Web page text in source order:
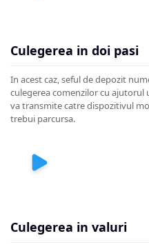
Culegerea in doi pasi
In acest caz, seful de depozit
culegerea comenzilor cu ajutorul
va transmite catre dispozitivul
trebui parcursa.
Culegerea in valuri